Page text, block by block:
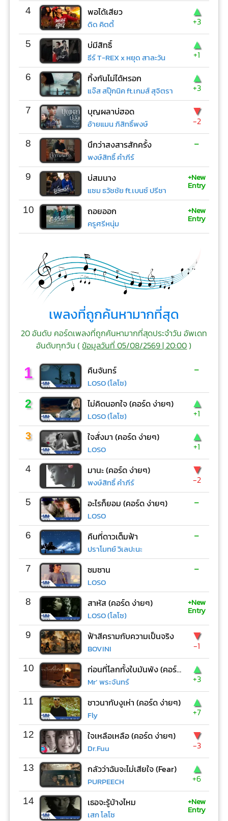
4 พอได้เสียว
ดิด คิตตี้
▲
+3
5 บ่มีสิทธิ์
ธีร์ T-REX x หยุด สาละวัน
▲
+1
6 ทิ้งกันไม่ได้หรอก
แจ๊ส สปุ๊กนิค ft.เกมส์ สุจิตรา
▲
+3
7 บุญผลาบ่ฮอด
อ้ายแมน ภิสิทธิ์พงษ์
▼
-2
8 นึกว่าสงสารสักครั้ง
พงษ์สิทธิ์ คำภีร์
-
9 บ่สมนาง
แซม ธวัชชัย ft.เบนซ์ ปรีชา
+New
Entry
10 ถอยออก
ครูศรีหนุ่ม
+New
Entry
เพลงที่ถูกค้นหามากที่สุด
20 อันดับ คอร์ดเพลงที่ถูกค้นหามากที่สุดประจำวัน อัพเดท
อันดับทุกวัน (ข้อมูลวันที่ 05/08/2569 | 20:00)
1 คืนจันทร์
LOSO (โลโซ)
-
2 ไม่คิดนอกใจ (คอร์ด ง่ายๆ)
LOSO (โลโซ)
▲
+1
3 ใจสั่งมา (คอร์ด ง่ายๆ)
LOSO
▲
+1
4 มานะ (คอร์ด ง่ายๆ)
พงษ์สิทธิ์ คำภีร์
▼
-2
5 อะไรก็ยอม (คอร์ด ง่ายๆ)
LOSO
-
6 คืนที่ดาวเต็มฟ้า
ปราโมทย์ วิเลปะนะ
-
7 ซมซาน
LOSO
-
8 สาหัส (คอร์ด ง่ายๆ)
LOSO (โลโซ)
+New
Entry
9 ฟ้าสีครามกับความเป็นจริง
BOVINI
▼
-1
10 ก่อนที่โลกทั้งใบมันพัง (คอร์ด ง่ายๆ)
Mr’ พระจันทร์
▲
+3
11 ชาวนากับงูเห่า (คอร์ด ง่ายๆ)
Fly
▲
+7
12 ใจเหลือเหลือ (คอร์ด ง่ายๆ)
Dr.Fuu
▼
-3
13 กลัวว่าฉันจะไม่เสียใจ (Fear)
PURPEECH
▲
+6
14 เธอจะรู้บ้างไหม
เสก โลโซ
+New
Entry